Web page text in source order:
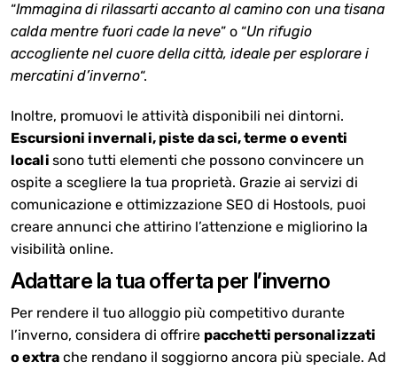
“Immagina di rilassarti accanto al camino con una tisana
calda mentre fuori cade la neve” o “Un rifugio
accogliente nel cuore della città, ideale per esplorare i
mercatini d’inverno“.
Inoltre, promuovi le attività disponibili nei dintorni.
Escursioni invernali, piste da sci, terme o eventi
locali sono tutti elementi che possono convincere un
ospite a scegliere la tua proprietà. Grazie ai servizi di
comunicazione e ottimizzazione SEO di Hostools, puoi
creare annunci che attirino l’attenzione e migliorino la
visibilità online.
Adattare la tua offerta per l’inverno
Per rendere il tuo alloggio più competitivo durante
l’inverno, considera di offrire pacchetti personalizzati
o extra che rendano il soggiorno ancora più speciale. Ad